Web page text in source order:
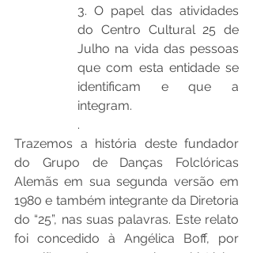
3. O papel das atividades
do Centro Cultural 25 de
Julho na vida das pessoas
que com esta entidade se
identificam e que a
integram.
.
Trazemos a história deste fundador
do Grupo de Danças Folclóricas
Alemãs em sua segunda versão em
1980 e também integrante da Diretoria
do “25”, nas suas palavras. Este relato
foi concedido à Angélica Boff, por